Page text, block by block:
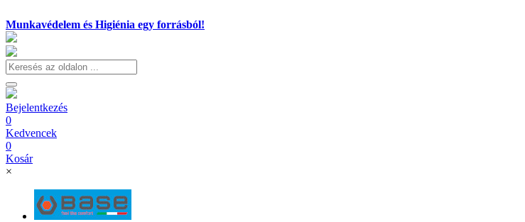
Munkavédelem és Higiénia egy forrásból!
Bejelentkezés
0
Kedvencek
0
Kosár
×